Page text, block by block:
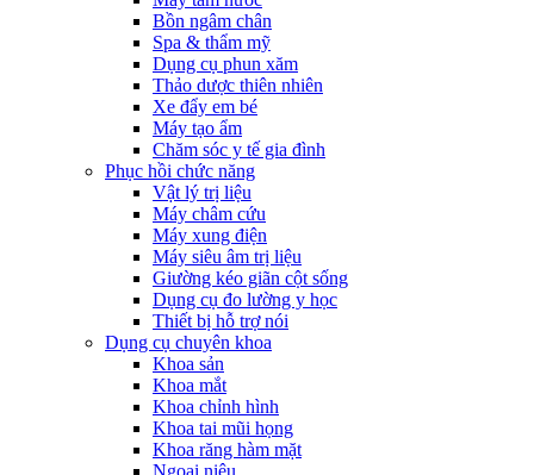
Bồn ngâm chân
Spa & thẩm mỹ
Dụng cụ phun xăm
Thảo dược thiên nhiên
Xe đẩy em bé
Máy tạo ẩm
Chăm sóc y tế gia đình
Phục hồi chức năng
Vật lý trị liệu
Máy châm cứu
Máy xung điện
Máy siêu âm trị liệu
Giường kéo giãn cột sống
Dụng cụ đo lường y học
Thiết bị hỗ trợ nói
Dụng cụ chuyên khoa
Khoa sản
Khoa mắt
Khoa chỉnh hình
Khoa tai mũi họng
Khoa răng hàm mặt
Ngoại niệu